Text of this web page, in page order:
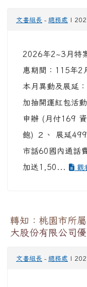
文書組長 - 總務處 |
2026年2~3月特
惠期間：115年2
本月異動及展延
加抽開運紅包活
申辦 (月付169
飽) ２、 展延
市話60國內通話
加送1,50...
觀
轉知：桃園市所
大股份有限公司
文書組長 - 總務處 |